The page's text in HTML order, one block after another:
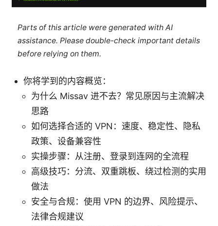
Parts of this article were generated with AI
assistance. Please double-check important details
before relying on them.
你将学到的内容概览：
为什么 Missav 进不去？常见原因与主流解决
思路
如何选择合适的 VPN：速度、稳定性、隐私
政策、设备兼容性
实操步骤：从注册、登录到连网的全流程
高级技巧：分流、双重跳板、绕过检测的实用
做法
安全与合规：使用 VPN 的边界、风险提示、
法律合规建议